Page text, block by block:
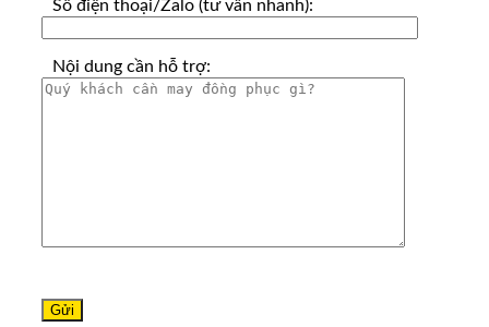
Số điện thoại/Zalo (tư vấn nhanh):
Nội dung cần hỗ trợ: